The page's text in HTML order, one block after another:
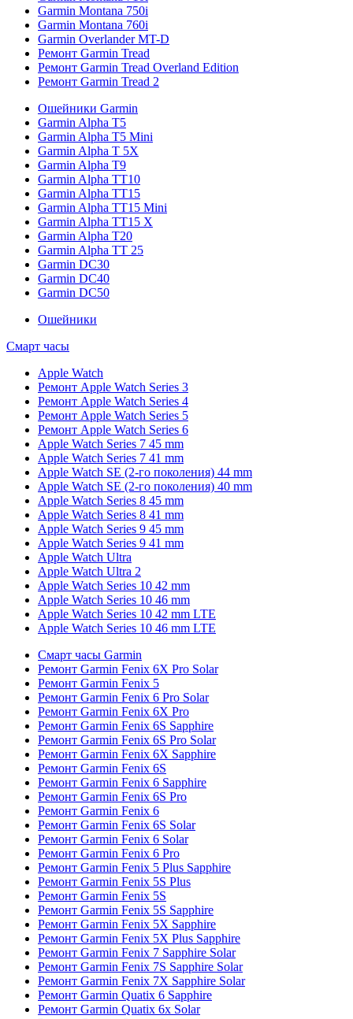
Garmin Montana 750i
Garmin Montana 760i
Garmin Overlander MT-D
Ремонт Garmin Tread
Ремонт Garmin Tread Overland Edition
Ремонт Garmin Tread 2
Ошейники Garmin
Garmin Alpha T5
Garmin Alpha T5 Mini
Garmin Alpha T 5X
Garmin Alpha T9
Garmin Alpha TT10
Garmin Alpha TT15
Garmin Alpha TT15 Mini
Garmin Alpha TT15 X
Garmin Alpha T20
Garmin Alpha TT 25
Garmin DC30
Garmin DC40
Garmin DC50
Ошейники
Смарт часы
Apple Watch
Ремонт Apple Watch Series 3
Ремонт Apple Watch Series 4
Ремонт Apple Watch Series 5
Ремонт Apple Watch Series 6
Apple Watch Series 7 45 mm
Apple Watch Series 7 41 mm
Apple Watch SE (2-го поколения) 44 mm
Apple Watch SE (2-го поколения) 40 mm
Apple Watch Series 8 45 mm
Apple Watch Series 8 41 mm
Apple Watch Series 9 45 mm
Apple Watch Series 9 41 mm
Apple Watch Ultra
Apple Watch Ultra 2
Apple Watch Series 10 42 mm
Apple Watch Series 10 46 mm
Apple Watch Series 10 42 mm LTE
Apple Watch Series 10 46 mm LTE
Смарт часы Garmin
Ремонт Garmin Fenix 6X Pro Solar
Ремонт Garmin Fenix 5
Ремонт Garmin Fenix 6 Pro Solar
Ремонт Garmin Fenix 6X Pro
Ремонт Garmin Fenix 6S Sapphire
Ремонт Garmin Fenix 6S Pro Solar
Ремонт Garmin Fenix 6X Sapphire
Ремонт Garmin Fenix 6S
Ремонт Garmin Fenix 6 Sapphire
Ремонт Garmin Fenix 6S Pro
Ремонт Garmin Fenix 6
Ремонт Garmin Fenix 6S Solar
Ремонт Garmin Fenix 6 Solar
Ремонт Garmin Fenix 6 Pro
Ремонт Garmin Fenix 5 Plus Sapphire
Ремонт Garmin Fenix 5S Plus
Ремонт Garmin Fenix 5S
Ремонт Garmin Fenix 5S Sapphire
Ремонт Garmin Fenix 5X Sapphire
Ремонт Garmin Fenix 5X Plus Sapphire
Ремонт Garmin Fenix 7 Sapphire Solar
Ремонт Garmin Fenix 7S Sapphire Solar
Ремонт Garmin Fenix 7X Sapphire Solar
Ремонт Garmin Quatix 6 Sapphire
Ремонт Garmin Quatix 6x Solar